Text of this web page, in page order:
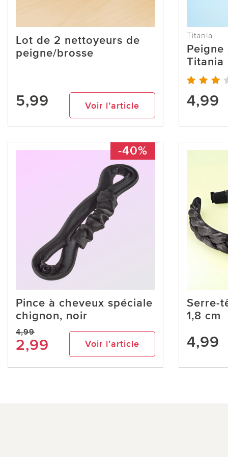
Lot de 2 nettoyeurs de
peigne/brosse
5,99 Voir l’article
Titania
Titania
4,99
-40%
Pince à cheveux spéciale
chignon, noir
4,99
2,99 Voir l’article
Serre-
1,8 cm
4,99